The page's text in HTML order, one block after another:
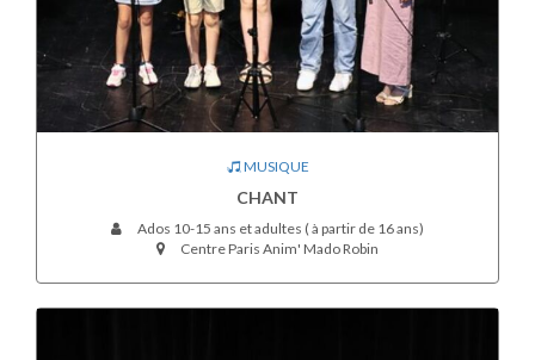
MUSIQUE
CHANT
Ados 10-15 ans et adultes ( à partir de 16 ans)
Centre Paris Anim' Mado Robin